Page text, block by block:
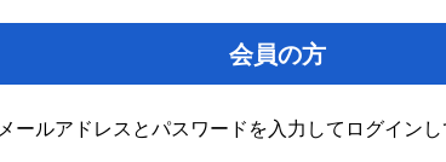
会員の方
メールアドレスとパスワードを入力してログインし